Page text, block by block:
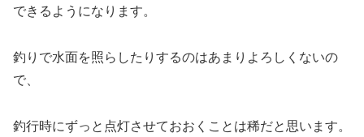
できるようになります。
釣りで水面を照らしたりするのはあまりよろしくないの
で、
釣行時にずっと点灯させておおくことは稀だと思います。